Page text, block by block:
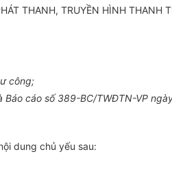
THANH, TRUYỀN HÌNH THANH
công;
cáo số 389-BC/TWĐTN-VP
dung chủ yếu sau: